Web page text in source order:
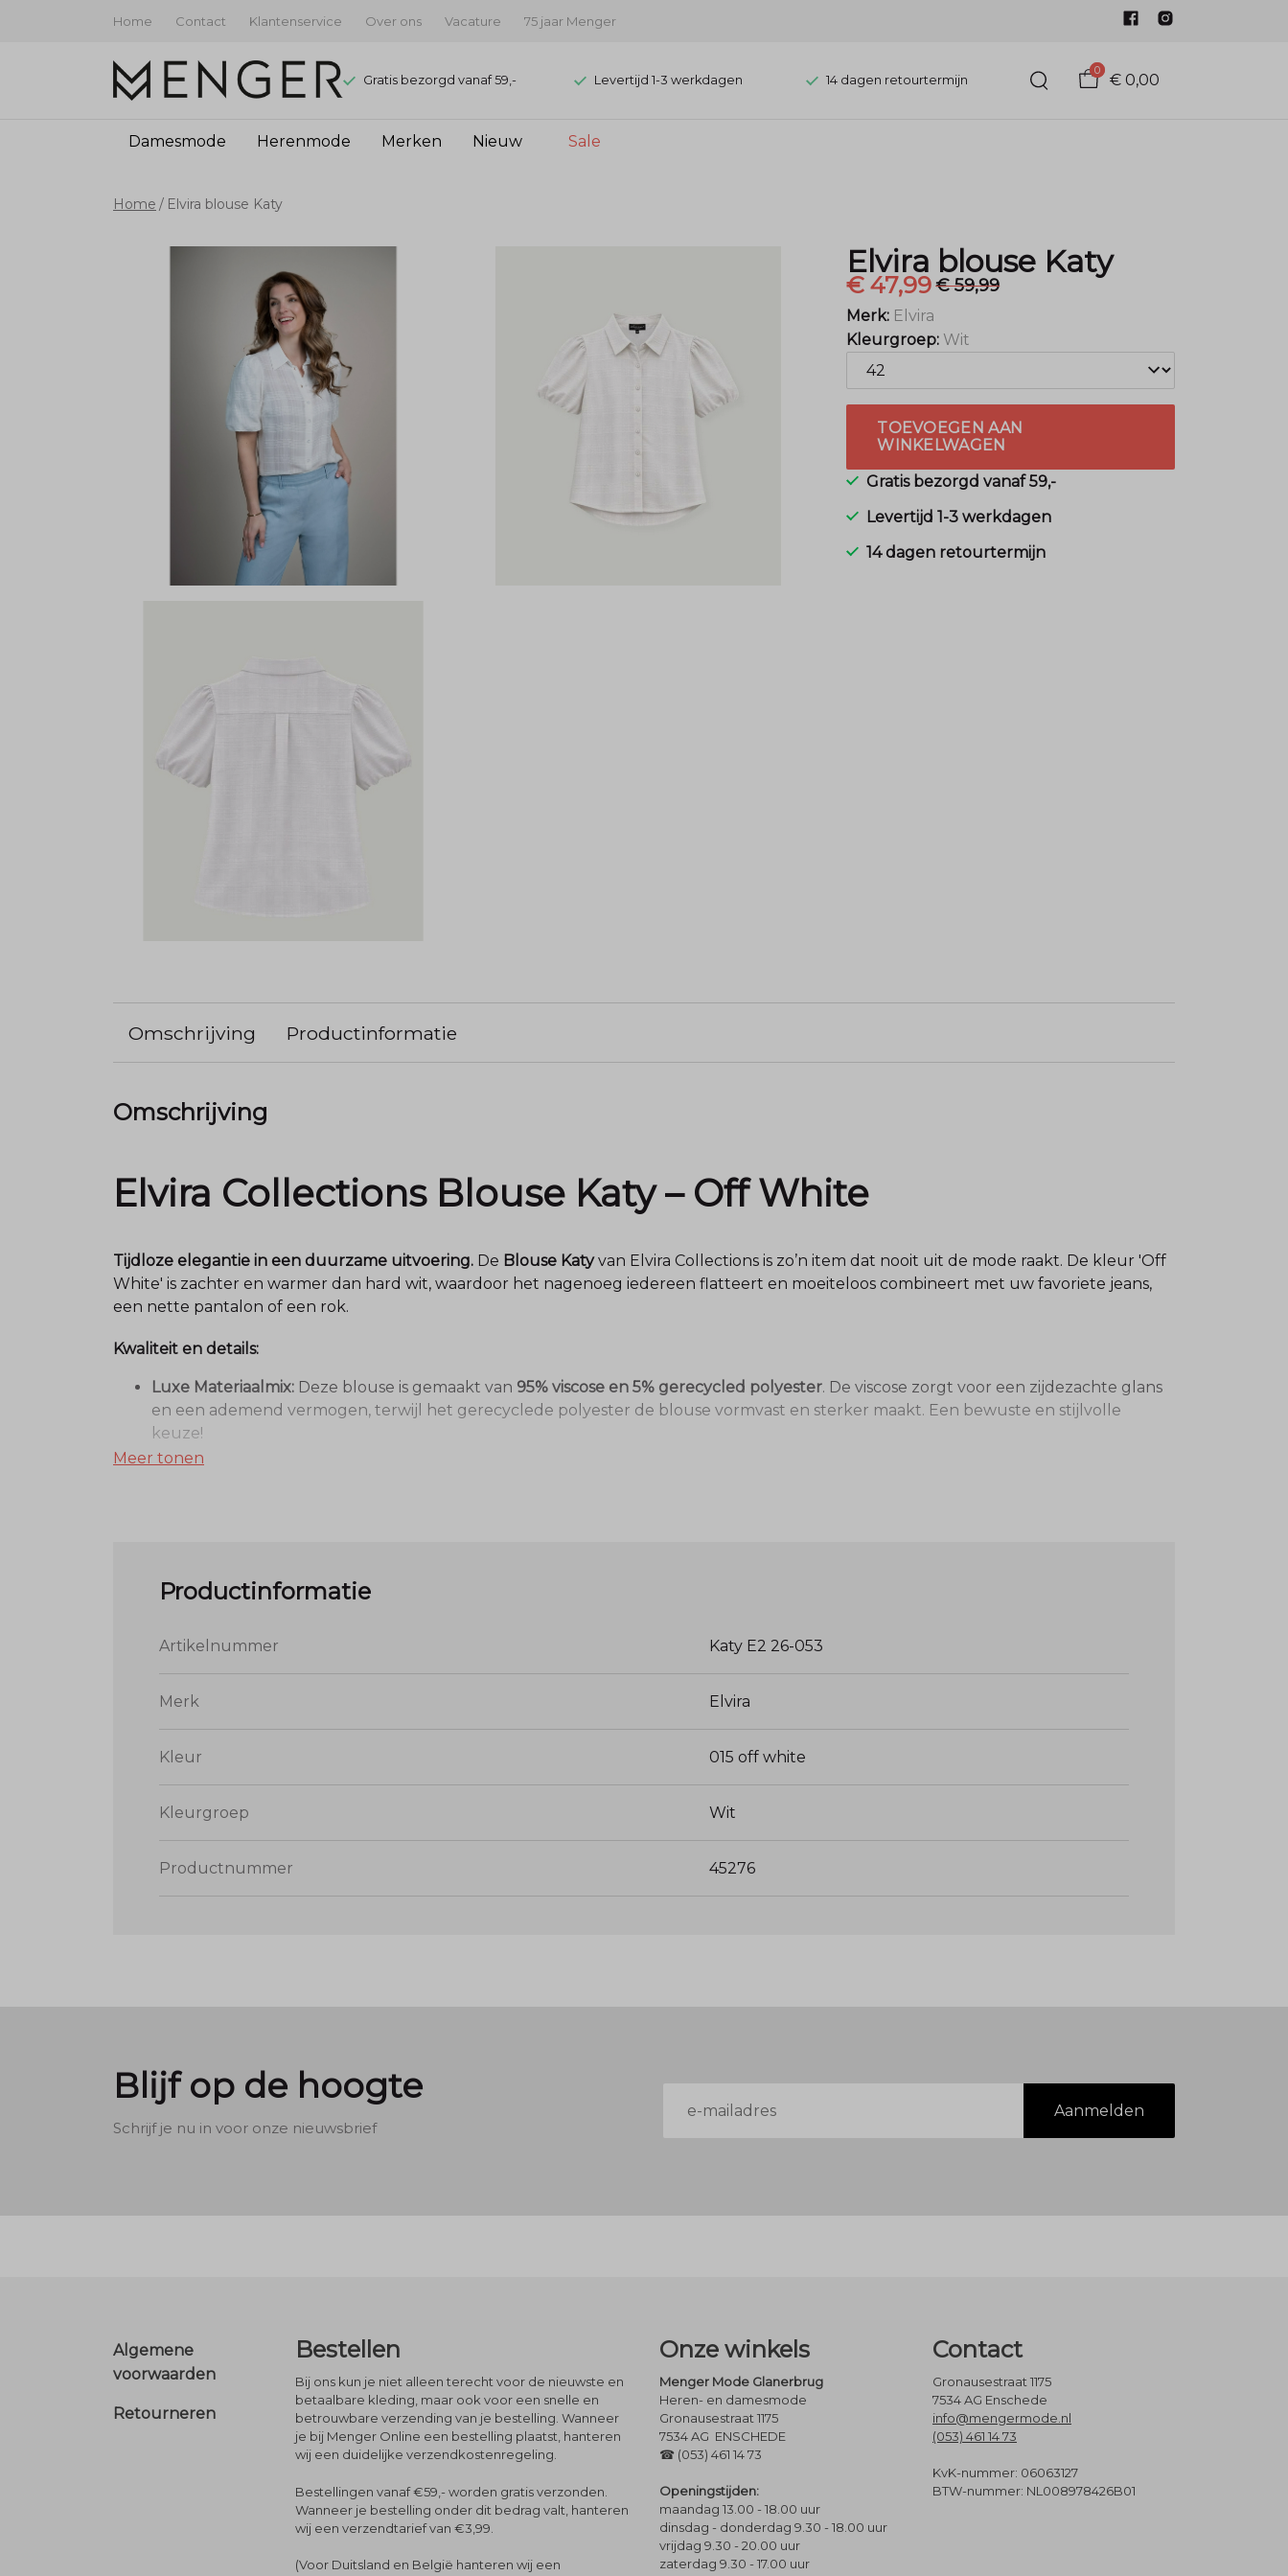
Home Contact Klantenservice Over ons Vacature 75 jaar Menger
Gratis bezorgd vanaf 59,- Levertijd 1-3 werkdagen 14 dagen retourtermijn
0
€ 0,00
Damesmode Herenmode Merken Nieuw Sale
Elvira
blouse
Home Elvira blouse Katy
Elvira blouse Katy
€ 47,99€ 59,99
Merk: Elvira
Kleurgroep: Wit
TOEVOEGEN AAN
WINKELWAGEN
Gratis bezorgd vanaf 59,-
Levertijd 1-3 werkdagen
14 dagen retourtermijn
Omschrijving Productinformatie
Omschrijving
Elvira Collections Blouse Katy – Off White
Tijdloze elegantie in een duurzame uitvoering. De Blouse Katyvan Elvira Collections is zo’n item dat nooit uit de mode raakt. De kleur 'Off
White' is zachter en warmer dan hard wit, waardoor het nagenoeg iedereen flatteert en moeiteloos combineert met uw favoriete jeans,
een nette pantalon of een rok.
Kwaliteit en details:
Luxe Materiaalmix: Deze blouse is gemaakt van 95% viscose en 5% gerecycled polyester. De viscose zorgt voor een zijdezachte glans
en een ademend vermogen, terwijl het gerecyclede polyester de blouse vormvast en sterker maakt. Een bewuste en stijlvolle
keuze!
Verfijnde Uitstraling:
blend heel rijk aanvoelt, maar door het kleine percentage polyester minder kreukt dan een standaard blouse. Draag hem
onder een mooi vest voor een casual look, of solo op een donkere broek voor een zakelijke afspraak."
Meer tonen
Productinformatie
Artikelnummer Katy E2 26-053
Merk Elvira
Kleur 015 off white
Kleurgroep Wit
Productnummer 45276
Blijf op de hoogte
Schrijf je nu in voor onze nieuwsbrief
mailadres
Aanmelden
Footer
Algemene
voorwaarden
Retourneren
Bestellen
Bij ons kun je niet alleen terecht voor de nieuwste en
betaalbare kleding, maar ook voor een snelle en
betrouwbare verzending van je bestelling. Wanneer
je bij Menger Online een bestelling plaatst, hanteren
wij een duidelijke verzendkostenregeling.
Bestellingen vanaf €59,- worden gratis verzonden.
Wanneer je bestelling onder dit bedrag valt, hanteren
wij een verzendtarief van €3,99.
(Voor Duitsland en België hanteren wij een
Onze winkels
Menger Mode Glanerbrug
Heren- en damesmode
Gronausestraat 1175
7534 AG ENSCHEDE
☎ (053) 461 14 73
Openingstijden:
maandag 13.00 - 18.00 uur
dinsdag - donderdag 9.30 - 18.00 uur
vrijdag 9.30 - 20.00 uur
zaterdag 9.30 - 17.00 uur
Contact
Gronausestraat 1175
7534 AG Enschede
info@mengermode.nl
(053) 461 14 73
KvK-nummer: 06063127
BTW-nummer: NL008978426B01